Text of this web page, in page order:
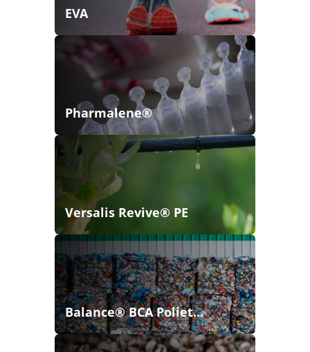
EVA
Pharmalene®
Versalis Revive® PE
Balance® BCA Poliet...